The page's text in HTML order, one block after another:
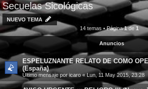
Secuelas Sicológicas
NUEVO TEMA
14 temas • Página1de 1
Anuncios
ESPELUZNANTE RELATO DE COMO
(España)
Último mensaje poricaro«Lun, 11 May 2015, 23:28